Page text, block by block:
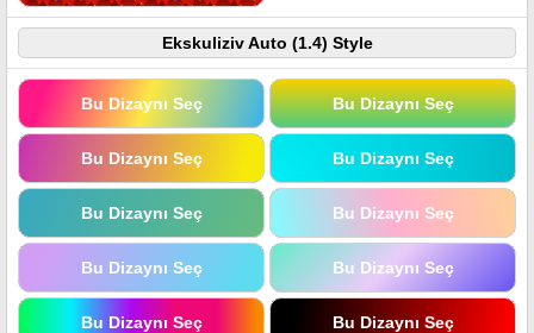
Ekskuliziv Auto (1.4) Style
Bu Dizaynı Seç Bu Dizaynı Seç
Bu Dizaynı Seç Bu Dizaynı Seç
Bu Dizaynı Seç Bu Dizaynı Seç
Bu Dizaynı Seç Bu Dizaynı Seç
Bu Dizaynı Seç Bu Dizaynı Seç